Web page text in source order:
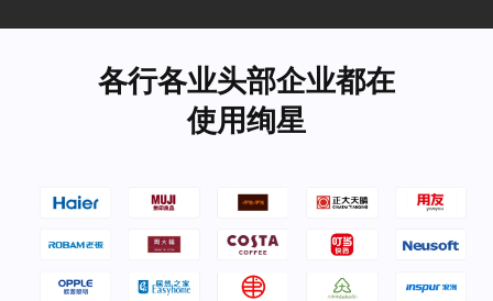
各行各业头部企业都在
使用绚星